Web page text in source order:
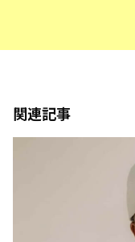
関連記事